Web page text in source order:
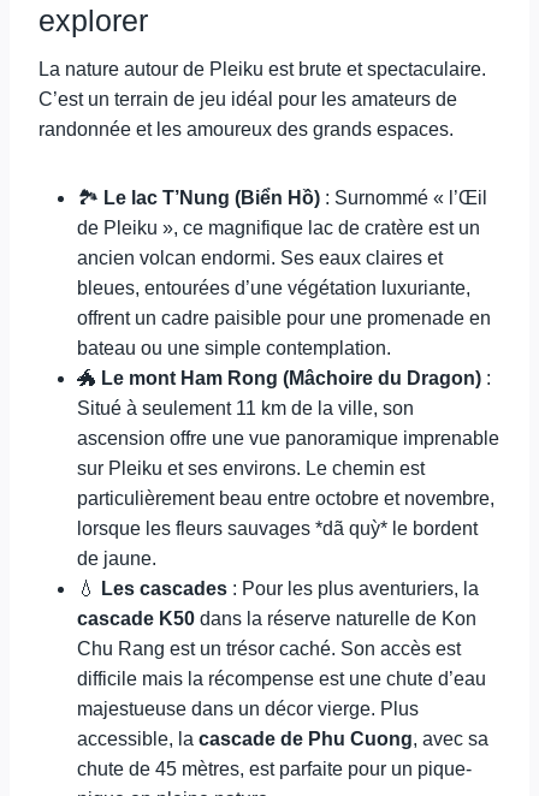
explorer
La nature autour de Pleiku est brute et spectaculaire.
C’est un terrain de jeu idéal pour les amateurs de
randonnée et les amoureux des grands espaces.
🏞️ Le lac T’Nung (Biển Hồ) : Surnommé « l’Œil
de Pleiku », ce magnifique lac de cratère est un
ancien volcan endormi. Ses eaux claires et
bleues, entourées d’une végétation luxuriante,
offrent un cadre paisible pour une promenade en
bateau ou une simple contemplation.
🐲 Le mont Ham Rong (Mâchoire du Dragon) :
Situé à seulement 11 km de la ville, son
ascension offre une vue panoramique imprenable
sur Pleiku et ses environs. Le chemin est
particulièrement beau entre octobre et novembre,
lorsque les fleurs sauvages *dã quỳ* le bordent
de jaune.
💧
Les cascades : Pour les plus aventuriers, la
cascade K50 dans la réserve naturelle de Kon
Chu Rang est un trésor caché. Son accès est
difficile mais la récompense est une chute d’eau
majestueuse dans un décor vierge. Plus
accessible, la cascade de Phu Cuong, avec sa
chute de 45 mètres, est parfaite pour un pique-